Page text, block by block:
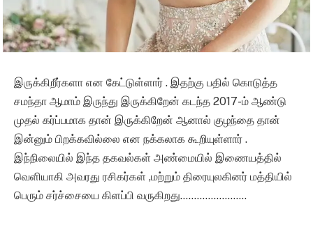
இருக்கிறீர்களா என கேட்டுள்ளார் . இதற்கு பதில் கொடுத்த
சமந்தா ஆமாம் இருந்து இருக்கிறேன் கடந்த 2017-ம் ஆண்டு
முதல் கர்ப்பமாக தான் இருக்கிறேன் ஆனால் குழந்தை தான்
இன்னும் பிறக்கவில்லை என நக்கலாக கூறியுள்ளார் .
இந்நிலையில் இந்த தகவல்கள் அண்மையில் இணையத்தில்
வெளியாகி அவரது ரசிகர்கள் ,மற்றும் திரையுலகினர் மத்தியில்
பெரும் சர்ச்சையை கிளப்பி வருகிறது……………………